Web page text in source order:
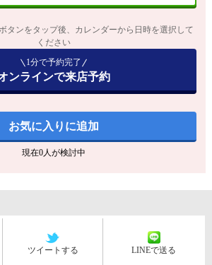
タンをタップ後、カレンダーから日時を選択して
ください
1分で予約完了
ンラインで来店予約
お気に入りに追加
現在0人が検討中
ツイートする LINEで送る